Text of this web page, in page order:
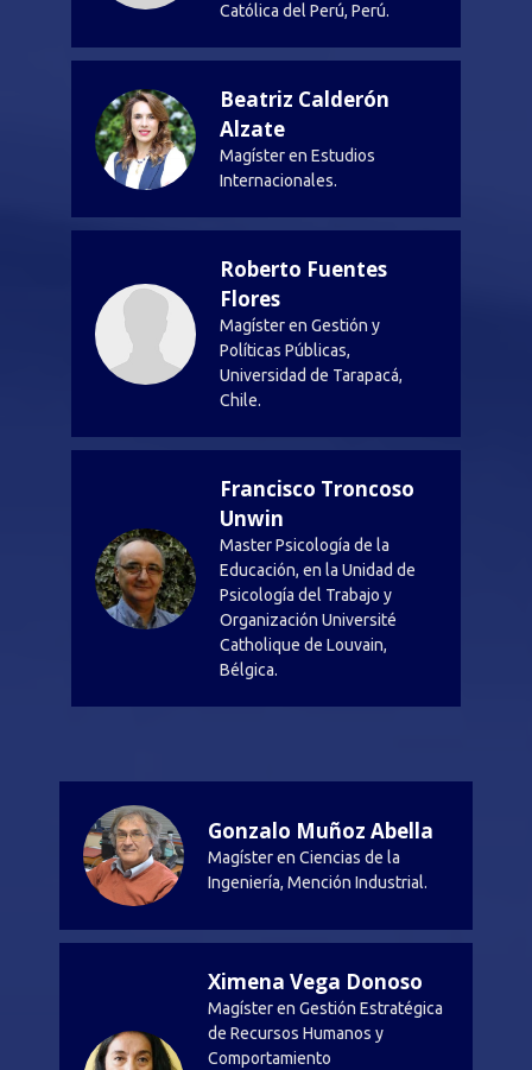
Católica del Perú, Perú.
Beatriz Calderón
Alzate
Magíster en Estudios
Internacionales.
Roberto Fuentes
Flores
Magíster en Gestión y
Políticas Públicas,
Universidad de Tarapacá,
Chile.
Francisco Troncoso
Unwin
Master Psicología de la
Educación, en la Unidad de
Psicología del Trabajo y
Organización Université
Catholique de Louvain,
Bélgica.
Gonzalo Muñoz Abella
Magíster en Ciencias de la
Ingeniería, Mención Industrial.
Ximena Vega Donoso
Magíster en Gestión Estratégica
de Recursos Humanos y
Comportamiento